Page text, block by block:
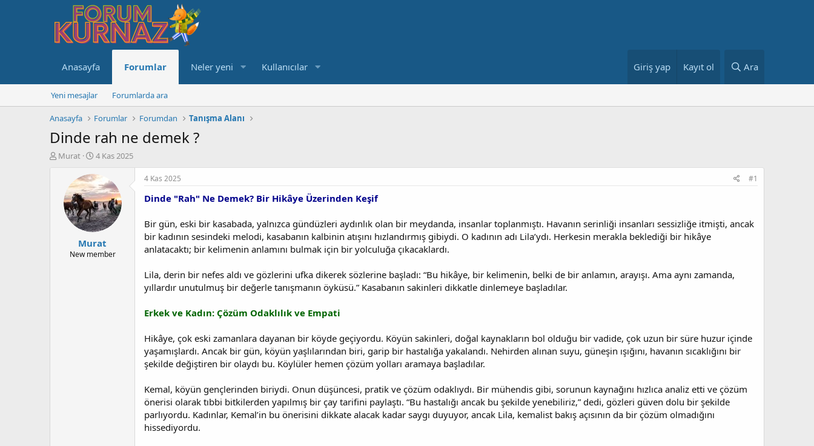
Anasayfa Forumlar Neler yeni Kullanıcılar Giriş yap Kayıt ol Ara
Yeni mesajlar Forumlarda ara
Anasayfa Forumlar Forumdan Tanışma Alanı
Dinde rah ne demek ?
K
Murat
B
ş
l
a
n
g
ı
ç
t
4 Kas 2025
Murat
New member
4 Kas 2025 #1
Dinde "Rah" Ne Demek? Bir Hikâye Üzerinden Keşif
Bir gün, eski bir kasabada, yalnızca gündüzleri aydınlık olan bir meydanda, insanlar toplanmıştı. Havanın serinliği insanları sessizliğe itmişti, ancak
bir kadının sesindeki melodi, kasabanın kalbinin atışını hızlandırmış gibiydi. O kadının adı Lila’ydı. Herkesin merakla beklediği bir hikâye
anlatacaktı; bir kelimenin anlamını bulmak için bir yolculuğa çıkacaklardı.
Lila, derin bir nefes aldı ve gözlerini ufka dikerek sözlerine başladı: “Bu hikâye, bir kelimenin, belki de bir anlamın, arayışı. Ama aynı zamanda,
yıllardır unutulmuş bir değerle tanışmanın öyküsü.” Kasabanın sakinleri dikkatle dinlemeye başladılar.
Erkek ve Kadın: Çözüm Odaklılık ve Empati
Hikâye, çok eski zamanlara dayanan bir köyde geçiyordu. Köyün sakinleri, doğal kaynakların bol olduğu bir vadide, çok uzun bir süre huzur içinde
yaşamışlardı. Ancak bir gün, köyün yaşlılarından biri, garip bir hastalığa yakalandı. Nehirden alınan suyu, güneşin ışığını, havanın sıcaklığını bir
şekilde değiştiren bir olaydı bu. Köylüler hemen çözüm yolları aramaya başladılar.
Kemal, köyün gençlerinden biriydi. Onun düşüncesi, pratik ve çözüm odaklıydı. Bir mühendis gibi, sorunun kaynağını hızlıca analiz etti ve çözüm
önerisi olarak tıbbi bitkilerden yapılmış bir çay tarifini paylaştı. “Bu hastalığı ancak bu şekilde yenebiliriz,” dedi, gözleri güven dolu bir şekilde
parlıyordu. Kadınlar, Kemal’in bu önerisini dikkate alacak kadar saygı duyuyor, ancak Lila, kemalist bakış açısının da bir çözüm olmadığını
hissediyordu.